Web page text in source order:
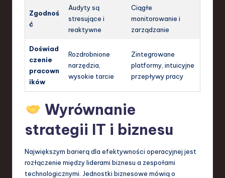
Zgodnoś
ć
Audyty są
stresujące i
reaktywne
Ciągłe
monitorowanie i
zarządzanie
Doświad
czenie
pracown
ików
Rozdrobnione
narzędzia,
wysokie tarcie
Zintegrowane
platformy, intuicyjne
przepływy pracy
Wyrównanie
strategii IT i biznesu
Największym barierą dla efektywności operacyjnej jest
rozłączenie między liderami biznesu a zespołami
technologicznymi. Jednostki biznesowe mówią o